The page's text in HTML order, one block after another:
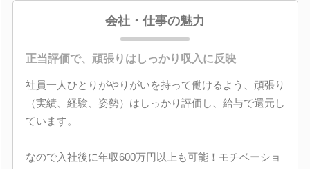
会社・仕事の魅力
正当評価で、頑張りはしっかり収入に反映
社員一人ひとりがやりがいを持って働けるよう、頑張り
（実績、経験、姿勢）はしっかり評価し、給与で還元し
ています。
なので入社後に年収600万円以上も可能！モチベーショ